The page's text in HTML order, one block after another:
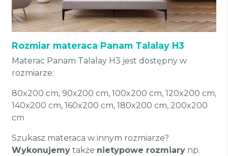
Rozmiar materaca Panam Talalay H3
Materac Panam Talalay H3 jest dostępny w
rozmiarze:
80x200 cm, 90x200 cm, 100x200 cm, 120x200 cm,
140x200 cm, 160x200 cm, 180x200 cm, 200x200
cm
Szukasz materaca w innym rozmiarze?
Wykonujemy także nietypowe rozmiary np.